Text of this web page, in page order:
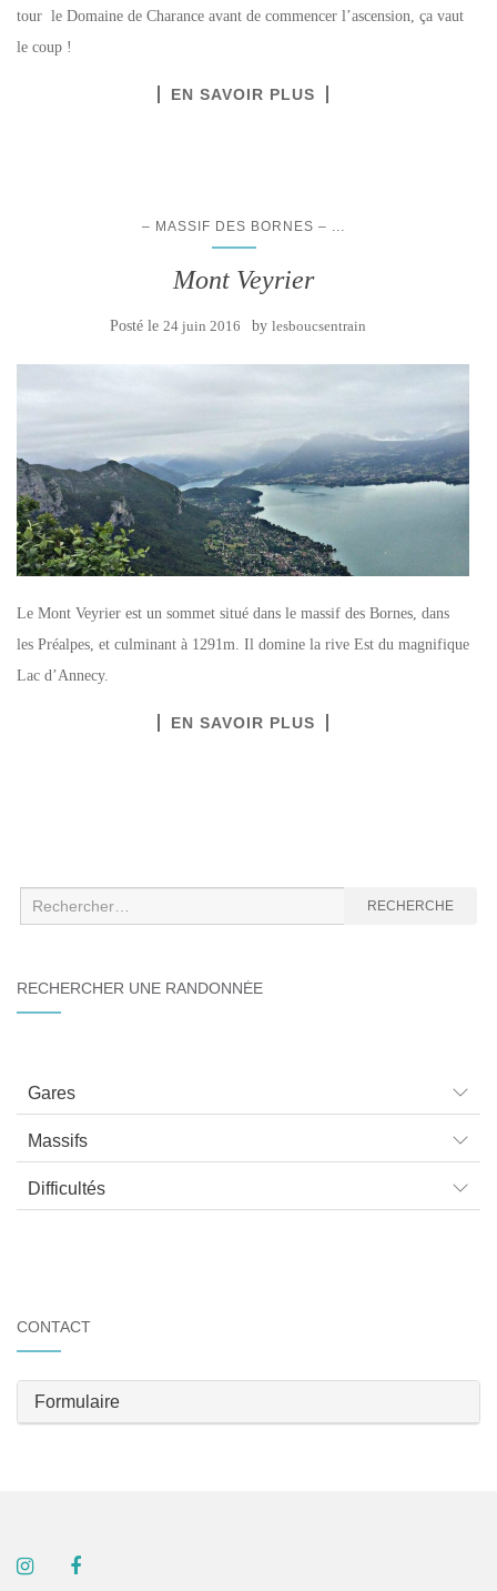
tour le Domaine de Charance avant de commencer l’ascension, ça vaut
le coup !
EN SAVOIR PLUS
– MASSIF DES BORNES –
Mont Veyrier
Posté le 24 juin 2016 by lesboucsentrain
Le Mont Veyrier est un sommet situé dans le massif des Bornes, dans
les Préalpes, et culminant à 1291m. Il domine la rive Est du magnifique
Lac d’Annecy.
EN SAVOIR PLUS
Recherche
:
RECHERCHE
RECHERCHER UNE RANDONNÉE
Gares
Massifs
Difficultés
CONTACT
Formulaire